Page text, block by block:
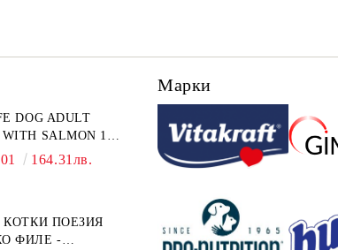
DOG ADULT
SALMON 12
ХРАНА
КГ, СЪС СЬОМГА.
БЕЗ ГЛУТЕН.
164.31лв.
КОТКИ ПОЕЗИЯ
ФИЛЕ -
Марки